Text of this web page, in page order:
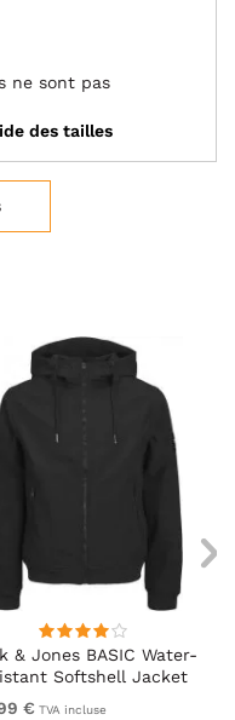
ne sont pas
des tailles
& Jones BASIC Water-
Softshell Jacket
€ TVA incluse